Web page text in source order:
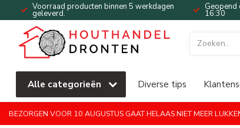
Voorraad producten binnen 5 werkdagen
geleverd.
Geopend
16:30
Alle categorieën Diverse tips
BEZORGEN VOOR 10 AUGUSTUS GAAT HELAAS NIET MEER